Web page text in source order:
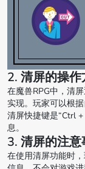
2. 清屏的操作
在魔兽RPG中，清
实现。玩家可以根
清屏快捷键是“Ctrl
息。
3. 清屏的注意
在使用清屏功能时